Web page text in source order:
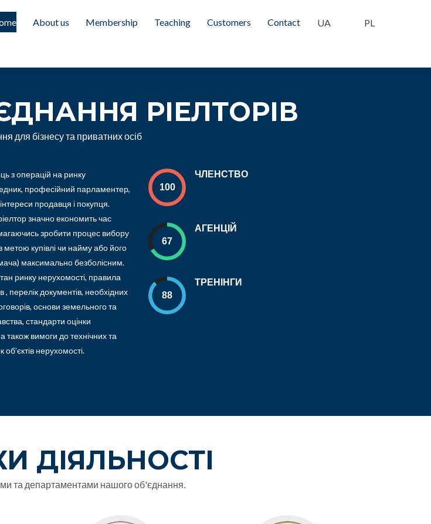
About us Membership Teaching Customers Contact
NOT EXIST or has NO SLIDES!
Shortcode
РІЕЛТОРІВ
для бізнесу та приватних осіб
з операцій на ринку
професійний парламентер,
продавця і покупця.
значно економить час
зробити процес вибору
купівлі чи найму або його
максимально безболісним.
ринку нерухомості, правила
, перелік документів, необхідних
основи земельного та
стандарти оцінки
також вимоги до технічних та
нерухомості.
ЧЛЕНСТВО
АГЕНЦІЙ
ТРЕНІНГИ
ДІЯЛЬНОСТІ
та департаментами нашого об'єднання.